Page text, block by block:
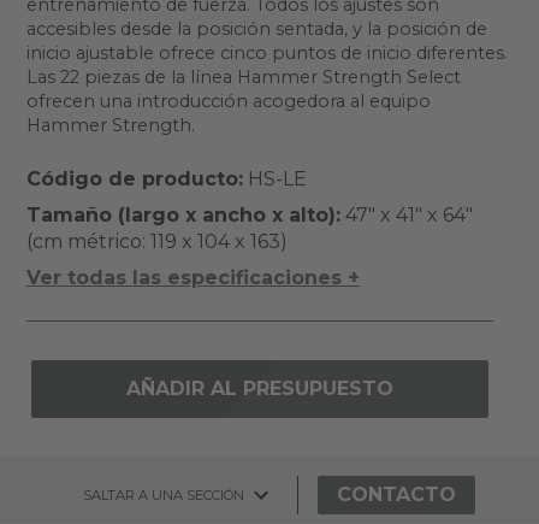
entrenamiento de fuerza. Todos los ajustes son
accesibles desde la posición sentada, y la posición de
inicio ajustable ofrece cinco puntos de inicio diferentes.
Las 22 piezas de la línea Hammer Strength Select
ofrecen una introducción acogedora al equipo
Hammer Strength.
Código de producto:HS-LE
Tamaño (largo x ancho x alto):47" x 41" x 64"
(cm métrico: 119 x 104 x 163)
Ver todas las especificaciones +
AÑADIR AL PRESUPUESTO
SALTAR A UNA SECCIÓN CONTACTO